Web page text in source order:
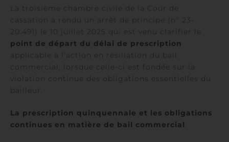
La troisième chambre civile de la Cour de
cassation a rendu un arrêt de principe (n° 23-
20.491) le 10 juillet 2025 qui est venu clarifier le
point de départ du délai de prescription
applicable à l’action en résiliation du bail
commercial, lorsque celle-ci est fondée sur la
violation continue des obligations essentielles du
bailleur.
La prescription quinquennale et les obligations
continues en matière de bail commercial